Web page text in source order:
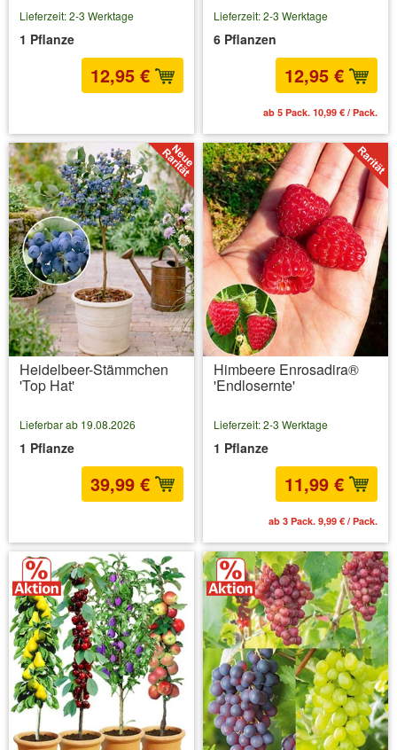
Lieferzeit: 2-3 Werktage
1 Pflanze
12,95 €
Lieferzeit: 2-3 Werktage
6 Pflanzen
12,95 €
ab 5 Pack. 10,99 € / Pack.
Heidelbeer-Stämmchen
'Top Hat'
Lieferbar ab 19.08.2026
1 Pflanze
39,99 €
Himbeere Enrosadira®
'Endlosernte'
Lieferzeit: 2-3 Werktage
1 Pflanze
11,99 €
ab 3 Pack. 9,99 € / Pack.